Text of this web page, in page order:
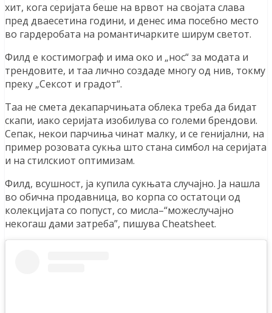
хит, кога серијата беше на врвот на својата слава
пред дваесетина години, и денес има посебно место
во гардеробата на романтичарките ширум светот.
Филд е костимограф и има око и „нос“ за модата и
трендовите, и таа лично создаде многу од нив, токму
преку „Сексот и градот“.
Taa не смета декапарчињата облека треба да бидат
скапи, иако серијата изобилува со големи брендови.
Сепак, некои парчиња чинат малку, и се генијални, на
пример розовата сукња што стана симбол на серијата
и на стилскиот оптимизам.
Филд, всушност, ја купила сукњата случајно. Ја нашла
во обична продавница, во корпа со остатоци од
колекцијата со попуст, со мисла–“можеслучајно
некогаш дами затреба”, пишува Cheatsheet.